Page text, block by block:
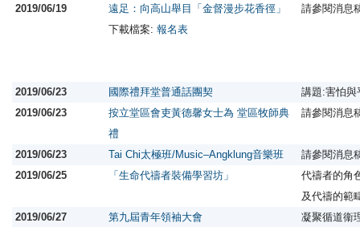
2019/06/19
遠足：向高山舉目「金督漫步花香徑」
下載檔案: 報名表
請參閱消息
2019/06/23 國際禮拜堂普通話團契
講題:害怕
2019/06/23
按立堂區會吏黃德馨女士為 堂區牧師典
禮
請參閱消息
2019/06/23 Tai Chi太極班/Music–Angklung音樂班
請參閱消息
2019/06/25
「生命代禱者裝備學習坊」
代禱者的角
及代禱的範
2019/06/27
第九屆青年領袖大會
凝聚循道衞